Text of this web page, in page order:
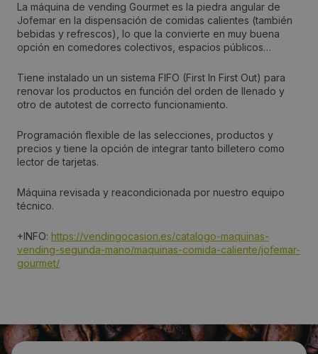
La máquina de vending Gourmet es la piedra angular de
Jofemar en la dispensación de comidas calientes (también
bebidas y refrescos), lo que la convierte en muy buena
opción en comedores colectivos, espacios públicos…
Tiene instalado un un sistema FIFO (First In First Out) para
renovar los productos en función del orden de llenado y
otro de autotest de correcto funcionamiento.
Programación flexible de las selecciones, productos y
precios y tiene la opción de integrar tanto billetero como
lector de tarjetas.
Máquina revisada y reacondicionada por nuestro equipo
técnico.
+INFO: https://vendingocasion.es/catalogo-maquinas-
vending-segunda-mano/maquinas-comida-caliente/jofemar-
gourmet/
Jofemar
Precio:
3990 euros
649861854
info@vendingocasion.es